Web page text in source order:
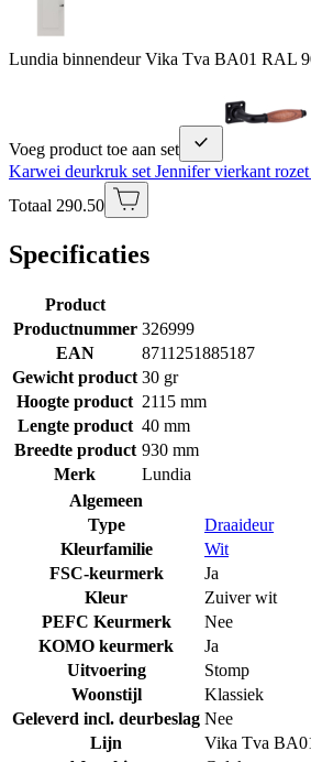
Lundia binnendeur Vika Tva BA01 RAL
Voeg product toe aan set
Karwei deurkruk set Jennifer vierkant
Totaal 290.50
Specificaties
Product
Productnummer 326999
EAN
8711251885187
Gewicht product 30 gr
Hoogte product 2115 mm
Lengte product 40 mm
Breedte product 930 mm
Merk
Lundia
Algemeen
Type
Draaideur
Kleurfamilie
Wit
FSC-keurmerk
Ja
Kleur
Zuiver wit
PEFC Keurmerk
Nee
KOMO keurmerk
Ja
Uitvoering
Stomp
Woonstijl
Klassiek
Geleverd incl. deurbeslag Nee
Lijn
Vika Tva